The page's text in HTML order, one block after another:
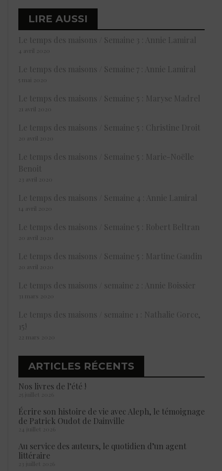
LIRE AUSSI
Le temps des maisons / Semaine 3 : Annie Lamiral
4 avril 2020
Le temps des maisons / Semaine 7 : Annie Lamiral
5 mai 2020
Le temps des maisons / Semaine 5 : Maryse Madrel
21 avril 2020
Le temps des maisons / Semaine 5 : Christine Droit
20 avril 2020
Le temps des maisons / Semaine 5 : Marie-Noëlle
Benoit
23 avril 2020
Le temps des maisons / Semaine 4 : Annie Lamiral
14 avril 2020
Le temps des maisons / Semaine 5 : Robert Beltran
20 avril 2020
Le temps des maisons / Semaine 5 : Martine Gaudin
20 avril 2020
Le temps des maisons / semaine 2 : Annie Boissier
31 mars 2020
Le temps des maisons / semaine 1 : Nathalie Gorce,
15!
22 mars 2020
ARTICLES RÉCENTS
Nos livres de l’été !
25 juillet 2026
Écrire son histoire de vie avec Aleph, le témoignage
de Patrick Oudot de Dainville
24 juillet 2026
Au service des auteurs, le quotidien d’un agent
littéraire
23 juillet 2026